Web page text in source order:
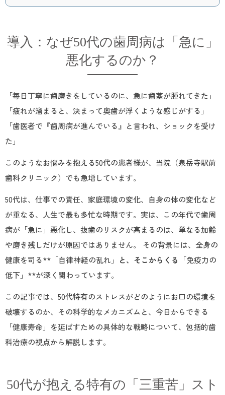
導入：なぜ50代の歯周病は「急に」
悪化するのか？
「毎日丁寧に歯磨きをしているのに、急に歯茎が腫れてきた」
「疲れが溜まると、決まって奥歯が浮くような感じがする」
「歯医者で『歯周病が進んでいる』と言われ、ショックを受け
た」
このようなお悩みを抱える50代の患者様が、当院（泉岳寺駅前
歯科クリニック）でも急増しています。
50代は、仕事での責任、家庭環境の変化、自身の体の変化など
が重なる、人生で最も多忙な時期です。実は、この年代で歯周
病が「急に」悪化し、抜歯のリスクが高まるのは、単なる加齢
や磨き残しだけが原因ではありません。 その背景には、全身の
健康を司る**「自律神経の乱れ」
と、そこからくる
「免疫力の
低下」**が深く関わっています。
この記事では、50代特有のストレスがどのようにお口の環境を
破壊するのか、その科学的なメカニズムと、今日からできる
「健康寿命」を延ばすための具体的な戦略について、包括的歯
科治療の視点から解説します。
50代が抱える特有の「三重苦」スト